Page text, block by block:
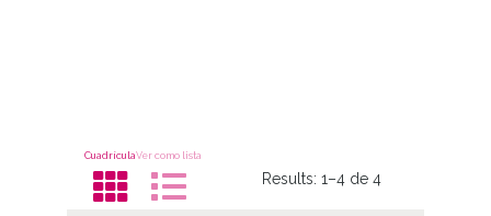
CuadrículaVer como lista
Results:1–4 de 4